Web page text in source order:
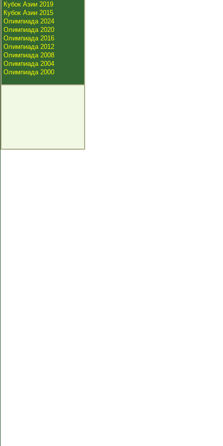
Кубок Азии 2019
Кубок Азии 2015
Олимпиада 2024
Олимпиада 2020
Олимпиада 2016
Олимпиада 2012
Олимпиада 2008
Олимпиада 2004
Олимпиада 2000